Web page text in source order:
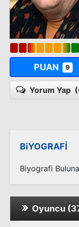
PUAN 9
Yorum Yap
BiYOGRAFİ
Biyografi
Oyuncu